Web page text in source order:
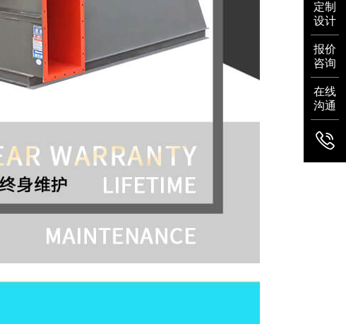
定制
设计
报价
咨询
在线
沟通